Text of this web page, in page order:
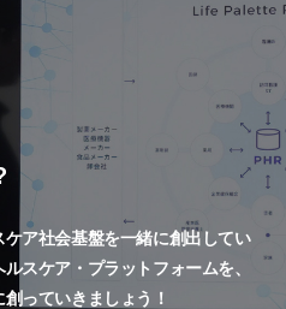
ケア社会基盤を一緒に創出してい
ルスケア・プラットフォームを、
っていきましょう！